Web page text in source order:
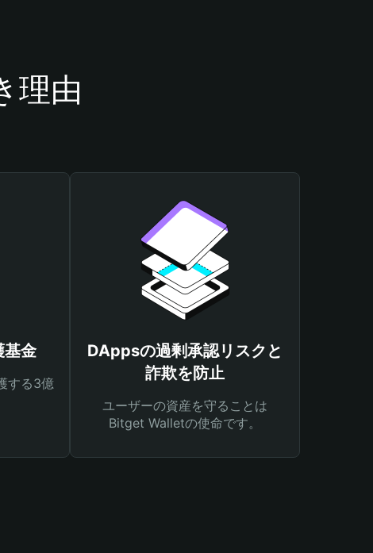
理由
金
する3億
DAppsの過剰承認リスクと
詐欺を防止
ユーザーの資産を守ることは
Bitget Walletの使命です。